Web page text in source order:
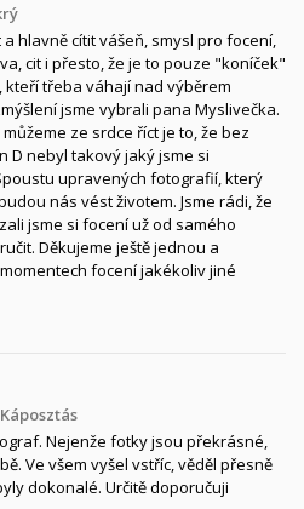
hlavně cítit vášeň, smysl pro focení,
cit i přesto, že je to pouze "koníček"
třeba váhají nad výběrem
jsme vybrali pana Myslivečka.
ze srdce říct je to, že bez
D nebyl takový jaký jsme si
upravených fotografií, který
nás vést životem. Jsme rádi, že
jsme si focení už od samého
Děkujeme ještě jednou a
focení jakékoliv jiné
Nejenže fotky jsou překrásné,
Ve všem vyšel vstříc, věděl přesně
dokonalé. Určitě doporučuji